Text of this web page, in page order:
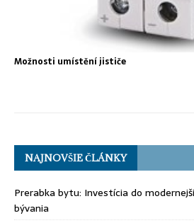
Možnosti umístění jističe
NAJNOVŠIE ČLÁNKY
Prerabka bytu: Investícia do
bývania